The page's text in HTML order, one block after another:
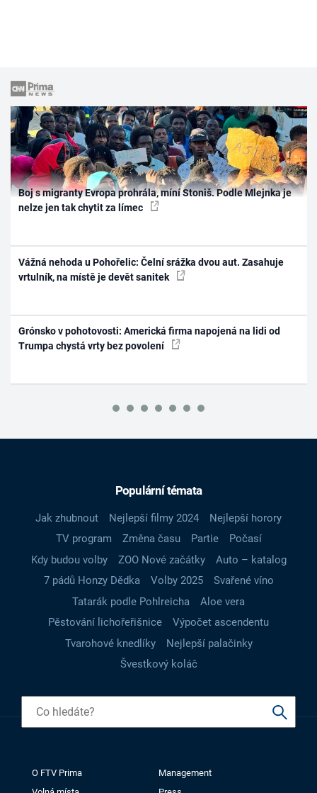
Boj s migranty Evropa prohrála, míní Stoniš. Podle Mlejnka je
nelze jen tak chytit za límec
Vážná nehoda u Pohořelic: Čelní srážka dvou aut. Zasahuje
vrtulník, na místě je devět sanitek
Grónsko v pohotovosti: Americká firma napojená na lidi od
Trumpa chystá vrty bez povolení
Populární témata
Jak zhubnout Nejlepší filmy 2024
Nejlepší horory
TV program
Změna času Partie
Počasí
Kdy budou volby
ZOO Nové začátky
Auto – katalog
7 pádů Honzy Dědka
Volby 2025
Svařené víno
Tatarák podle Pohlreicha
Aloe vera
Pěstování lichořeřišnice
Výpočet ascendentu
Tvarohové knedlíky
Nejlepší palačinky
Švestkový koláč
O FTV Prima
Management